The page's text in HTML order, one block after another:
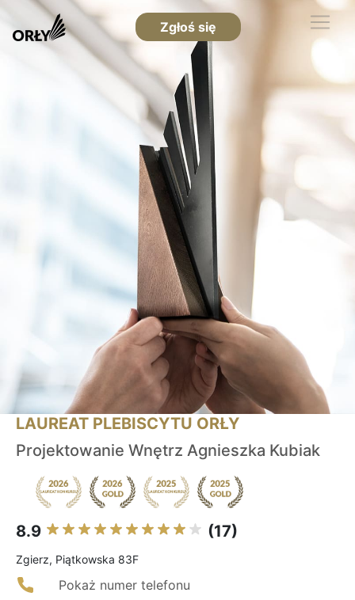
Zgłoś się
LAUREAT PLEBISCYTU ORŁY
Projektowanie Wnętrz Agnieszka Kubiak
8.9 (17)
Zgierz, Piątkowska 83F
Pokaż numer telefonu